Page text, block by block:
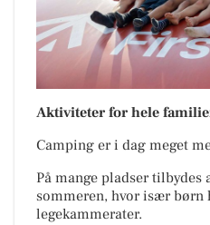
Aktiviteter for hele
Camping er i dag meget
På mange pladser
sommeren, hvor især børn
legekammerater.